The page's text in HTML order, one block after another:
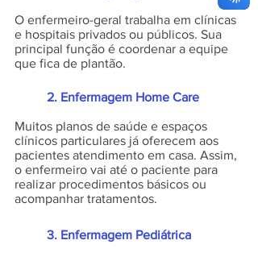
O enfermeiro-geral trabalha em clínicas
e hospitais privados ou públicos. Sua
principal função é coordenar a equipe
que fica de plantão.
	2. Enfermagem Home Care
Muitos planos de saúde e espaços
clínicos particulares já oferecem aos
pacientes atendimento em casa. Assim,
o enfermeiro vai até o paciente para
realizar procedimentos básicos ou
acompanhar tratamentos.
	3. Enfermagem Pediátrica